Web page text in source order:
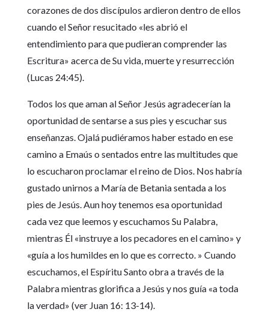
corazones de dos discípulos ardieron dentro de ellos
cuando el Señor resucitado «les abrió el
entendimiento para que pudieran comprender las
Escritura» acerca de Su vida, muerte y resurrección
(Lucas 24:45).
Todos los que aman al Señor Jesús agradecerían la
oportunidad de sentarse a sus pies y escuchar sus
enseñanzas. Ojalá pudiéramos haber estado en ese
camino a Emaús o sentados entre las multitudes que
lo escucharon proclamar el reino de Dios. Nos habría
gustado unirnos a María de Betania sentada a los
pies de Jesús. Aun hoy tenemos esa oportunidad
cada vez que leemos y escuchamos Su Palabra,
mientras Él «instruye a los pecadores en el camino» y
«guía a los humildes en lo que es correcto. » Cuando
escuchamos, el Espíritu Santo obra a través de la
Palabra mientras glorifica a Jesús y nos guía «a toda
la verdad» (ver Juan 16: 13-14).